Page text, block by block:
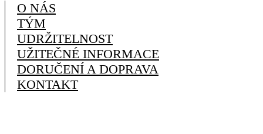
O NÁS
TÝM
UDRŽITELNOST
UŽITEČNÉ INFORMACE
DORUČENÍ A DOPRAVA
KONTAKT